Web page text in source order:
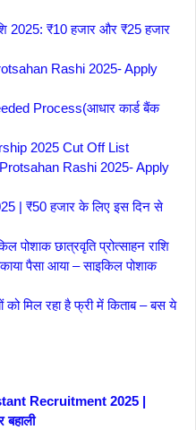
2025: ₹10 हजार और ₹25 हजार
Rashi 2025- Apply
Process(आधार कार्ड बैंक
2025 Cut Off List
Rashi 2025- Apply
| ₹50 हजार के लिए इस दिन से
पोशाक छात्रवृति प्रोत्साहन राशि
पैसा आया – साइकिल पोशाक
को मिल रहा है फ्री में किताब – बस ये
Recruitment 2025 |
बहाली